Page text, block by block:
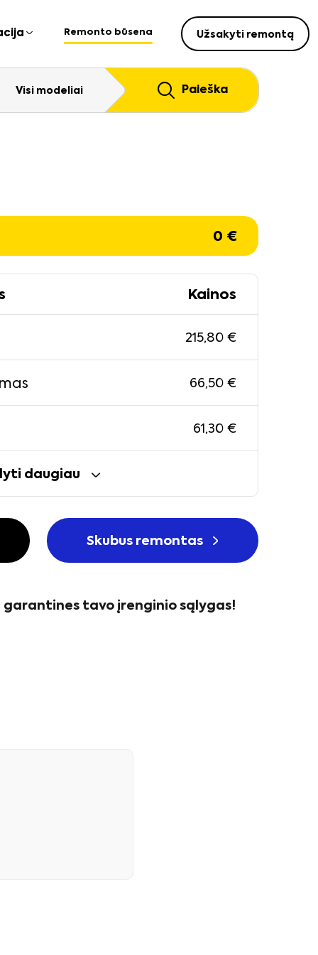
Remonto būsena Užsakyti remontą
Visi modeliai Paieška
0 €
Kainos
215,80 €
66,50 €
61,30 €
daugiau
Skubus remontas
tavo įrenginio sąlygas!